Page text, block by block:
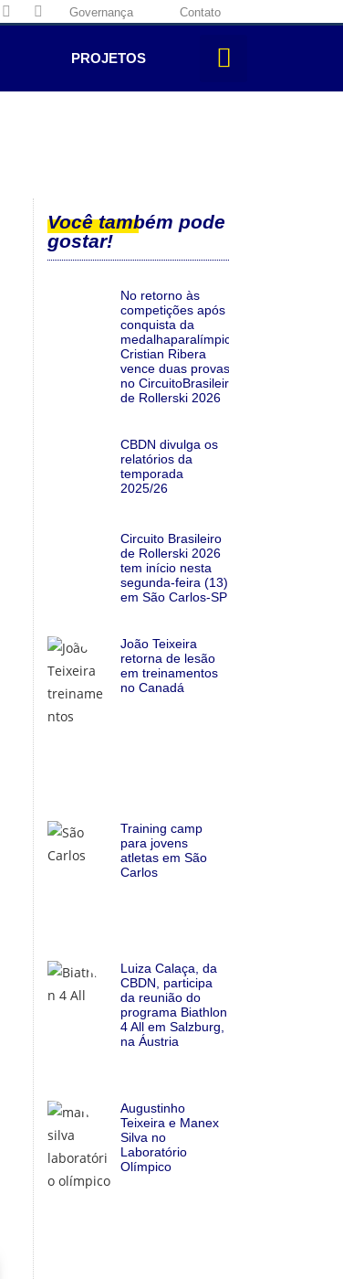
Governança Contato
PROJETOS
Você também pode
gostar!
No retorno às
competições após a
conquista da
medalhaparalímpica,
Cristian Ribera
vence duas provas
no CircuitoBrasileiro
de Rollerski 2026
CBDN divulga os
relatórios da
temporada
2025/26
Circuito Brasileiro
de Rollerski 2026
tem início nesta
segunda-feira (13)
em São Carlos-SP
João Teixeira
retorna de lesão
em treinamentos
no Canadá
Training camp
para jovens
atletas em São
Carlos
Luiza Calaça, da
CBDN, participa
da reunião do
programa Biathlon
4 All em Salzburg,
na Áustria
Augustinho
Teixeira e Manex
Silva no
Laboratório
Olímpico